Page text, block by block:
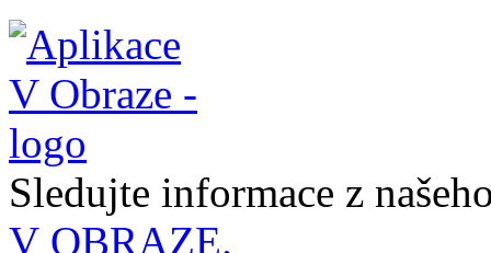
Sledujte informace z
V OBRAZE.